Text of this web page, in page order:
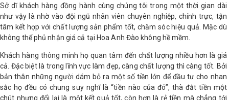
Sở dĩ khách hàng đồng hành cùng chúng tôi trong một thời gian dài
như vậy là nhờ vào đội ngũ nhân viên chuyên nghiệp, chính trực, tận
tâm kết hợp với chất lượng sản phẩm tốt, chăm sóc hiệu quả. Mặc dù
không thể phủ nhận giá cả tại Hoa Anh Đào không hề mềm.
Khách hàng thông minh họ quan tâm đến chất lượng nhiều hơn là giá
cả. Đặc biệt là trong lĩnh vực làm đẹp, càng chất lượng thì càng tốt. Bởi
bản thân những người dám bỏ ra một số tiền lớn để đầu tư cho nhan
sắc họ đều có chung suy nghĩ là “tiền nào của đó”, thà đắt tiền một
chút nhưng đổi lại là một kết quả tốt, còn hơn là rẻ tiền mà chẳng tới